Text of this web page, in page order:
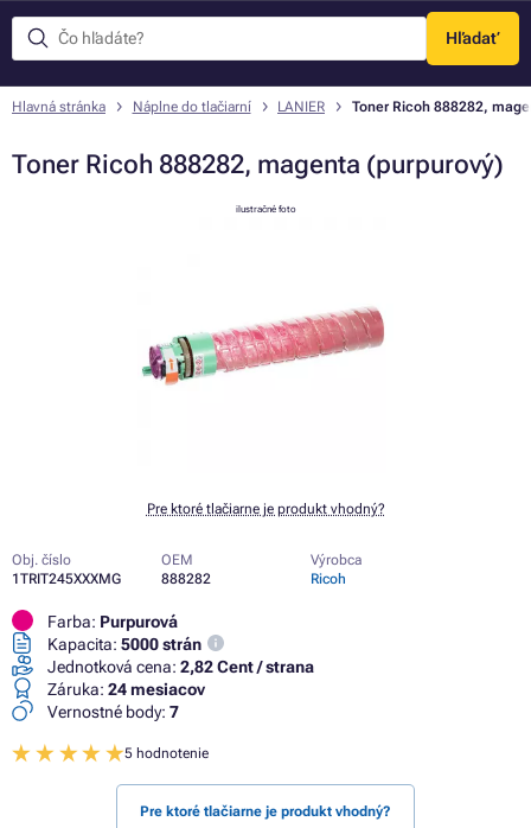
Hľadať
Menu
Hlavná stránka Náplne do tlačiarní LANIER Toner Ricoh 888282,
Toner Ricoh 888282, magenta (purpurový)
ilustračné foto
Pre ktoré tlačiarne je produkt vhodný?
Obj. číslo
1TRIT245XXXMG
OEM
888282
Výrobca
Ricoh
Farba: Purpurová
Kapacita: 5000 strán
Jednotková cena: 2,82 Cent / strana
Záruka: 24 mesiacov
Vernostné body: 7
5 hodnotenie
Pre ktoré tlačiarne je produkt vhodný?